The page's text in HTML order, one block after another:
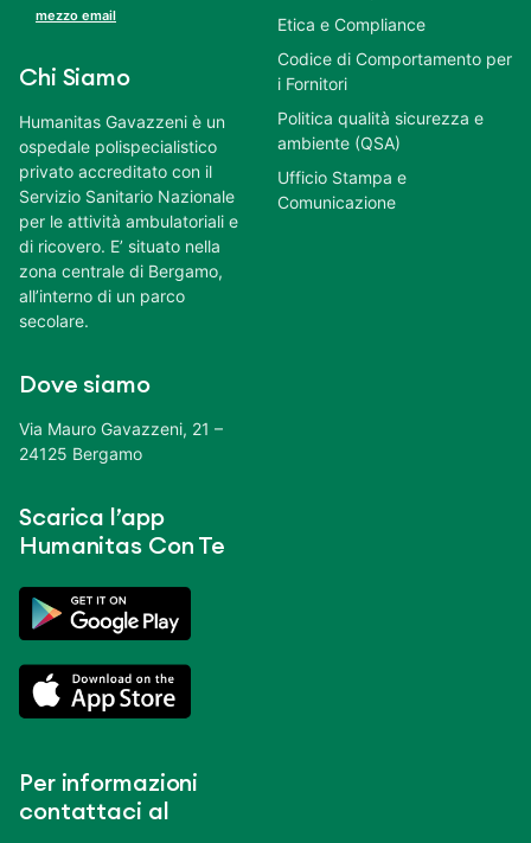
mezzo email
Chi Siamo
Humanitas Gavazzeni è un
ospedale polispecialistico
privato accreditato con il
Servizio Sanitario Nazionale
per le attività ambulatoriali e
di ricovero. E’ situato nella
zona centrale di Bergamo,
all’interno di un parco
secolare.
Dove siamo
Via Mauro Gavazzeni, 21 –
24125 Bergamo
Scarica l’app
Humanitas Con Te
Per informazioni
contattaci al
Etica e Compliance
Codice di Comportamento per
i Fornitori
Politica qualità sicurezza e
ambiente (QSA)
Ufficio Stampa e
Comunicazione